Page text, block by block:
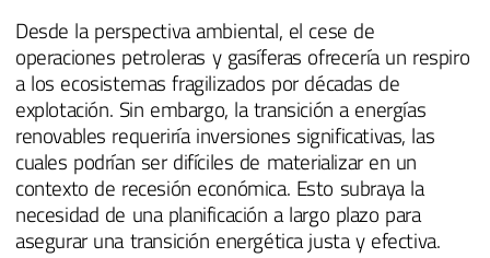
Desde la perspectiva ambiental, el cese de
operaciones petroleras y gasíferas ofrecería un respiro
a los ecosistemas fragilizados por décadas de
explotación. Sin embargo, la transición a energías
renovables requeriría inversiones significativas, las
cuales podrían ser difíciles de materializar en un
contexto de recesión económica. Esto subraya la
necesidad de una planificación a largo plazo para
asegurar una transición energética justa y efectiva.